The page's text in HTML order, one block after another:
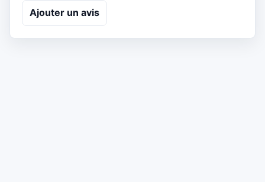
Ajouter un avis